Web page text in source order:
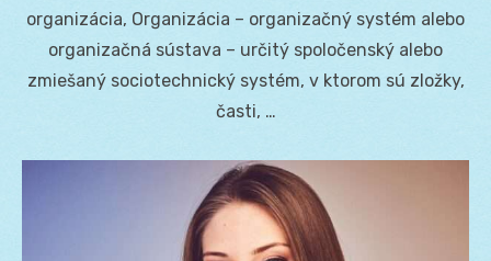
organizácia, Organizácia – organizačný systém alebo
organizačná sústava – určitý spoločenský alebo
zmiešaný sociotechnický systém, v ktorom sú zložky,
časti, …